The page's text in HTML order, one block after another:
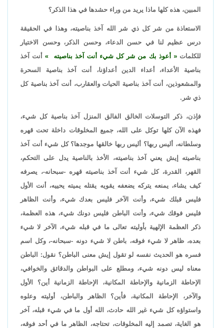
المبين، هذه كلها ماذا يريد من وراء حشدها في هذا الذكر؟
الاستعاذة من شر كل ذي شر الله آخذ بناصيته، وهذا في الحقيقة
درس عظيم لنا في حسن الدعاء، وحسن الذكر، وحسن الاختيار
للكلمات
أعوذ بك من شر كل شيء أنت آخذ بناصيته
أنت آخذ
بناصية الأعداء، أعداء الدين أعداؤنا، أنت آخذ بناصية السحرة
والمشعوذين، أنت آخذ بناصية الحيات والعقارب، أنت آخذ بناصية كل
ذي شر.
فإذن، ذكر التوسلات الخالق الفالق المنزل آخذ بناصية كل شيء،
فهذه الآن كلها توكل على الله، جميع المخلوقات داخلة تحت قهره
وسلطانه، أليس ربها؟ أليس ربها خالقها موجدها؟ كل شيء أنت آخذ
بناصيته إيش يعني آخذ بناصيته، الأخذ بالناصية يدل على التحكم،
القهر، القدرة، كل شيء أنت آخذ بناصيته قهره -سبحانه-، يصرفه
كيف يشاء، يمنعه يتركه يضعفه يقويه يقتله يميته يحييه، أنت الأول
فليس قبلك شيء، وأنت الآخر فليس بعدك شيء، وأنت الظاهر
فليس فوقك شيء، وأنت الباطن فليس دونك شيء، هذه العظمة،
ذكر العظمة الإلهية بأوليته تعالى ما في قبله شيء، الآخر لا شيء
بعده، ظاهر لا شيء فوقه، باطن لا شيء دونه -سبحانه-، وكل اسم
فسره هو الحديث نفسه لو تقول إيش معنى الباطن؟ نقول: الباطن
معناه ليس دونه شيء، ومطلع على البواطن والدقائق والخوافي،
الإحاطة الزمانية والإحاطة المكانية، الإحاطة الزمانية أين؟ الأول
والآخر، الإحاطة المكانية، فأين؟ الظاهر والباطن، أوليته وعلوه
واستواؤه كل شيء غير الله حادث، الله أول ما في شيء قبله، آخر
هو الغاية، تصمد إليه المخلوقات، تحتاجه، الظاهر ما في أحد فوقه،